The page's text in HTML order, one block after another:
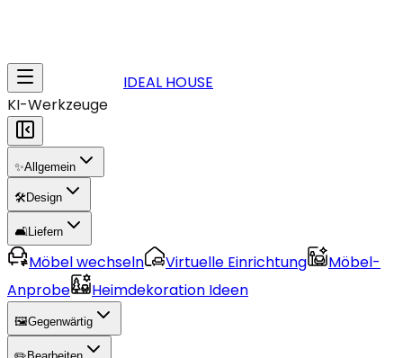
IDEAL HOUSE
KI-Werkzeuge
✨Allgemein
🛠️Design
🛋️Liefern
Möbel wechseln Virtuelle Einrichtung
Möbel-
Anprobe
Heimdekoration Ideen
🖼️Gegenwärtig